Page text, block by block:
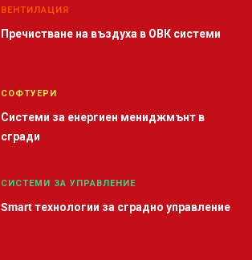
ВЕНТИЛАЦИЯ
Пречистване на въздуха в ОВК системи
СОФТУЕРИ
Системи за енергиен мениджмънт в
сгради
СИСТЕМИ ЗА УПРАВЛЕНИЕ
Smart технологии за сградно управление